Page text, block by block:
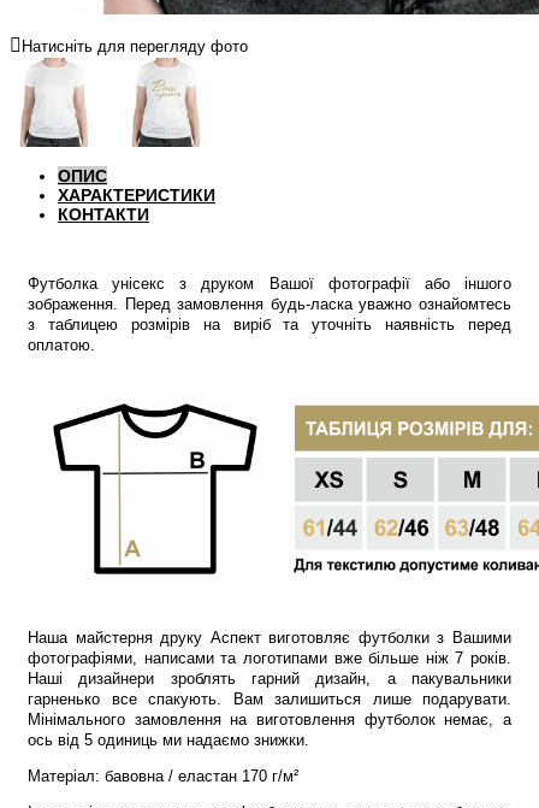
Натисніть для перегляду фото
ОПИС
ХАРАКТЕРИСТИКИ
КОНТАКТИ
Футболка унісекс з друком Вашої фотографії або іншого
зображення. Перед замовлення будь-ласка уважно ознайомтесь
з таблицею розмірів на виріб та уточніть наявність перед
оплатою.
Наша майстерня друку Аспект виготовляє футболки з Вашими
фотографіями, написами та логотипами вже більше ніж 7 років.
Наші дизайнери зроблять гарний дизайн, а пакувальники
гарненько все спакують. Вам залишиться лише подарувати.
Мінімального замовлення на виготовлення футболок немає, а
ось від 5 одиниць ми надаємо знижки.
Матеріал: бавовна / еластан 170 г/м²